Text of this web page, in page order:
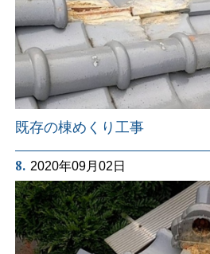
既存の棟めくり工事
8. 2020年09月02日